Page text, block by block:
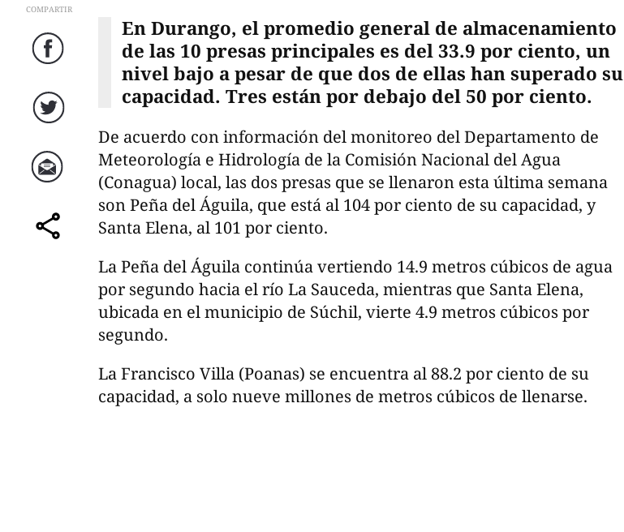
COMPARTIR
Facebook
Twitter
Correo
comparte
En Durango, el promedio general de almacenamiento
de las 10 presas principales es del 33.9 por ciento, un
nivel bajo a pesar de que dos de ellas han superado su
capacidad. Tres están por debajo del 50 por ciento.
De acuerdo con información del monitoreo del Departamento de
Meteorología e Hidrología de la Comisión Nacional del Agua
(Conagua) local, las dos presas que se llenaron esta última semana
son Peña del Águila, que está al 104 por ciento de su capacidad, y
Santa Elena, al 101 por ciento.
La Peña del Águila continúa vertiendo 14.9 metros cúbicos de agua
por segundo hacia el río La Sauceda, mientras que Santa Elena,
ubicada en el municipio de Súchil, vierte 4.9 metros cúbicos por
segundo.
La Francisco Villa (Poanas) se encuentra al 88.2 por ciento de su
capacidad, a solo nueve millones de metros cúbicos de llenarse.